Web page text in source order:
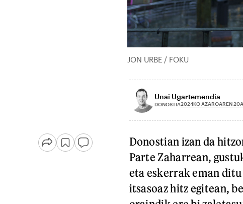
JON URBE / FOKU
Unai Ugartemendia
DONOSTIA2024KO AZAROAREN 20A
Donostian izan da
Parte Zaharrean,
eta eskerrak eman
itsasoaz hitz egitean,